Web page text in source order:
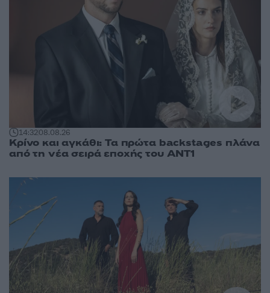
14:3208.08.26
Κρίνο και αγκάθι: Τα πρώτα backstages πλάνα
από τη νέα σειρά εποχής του ΑΝΤ1